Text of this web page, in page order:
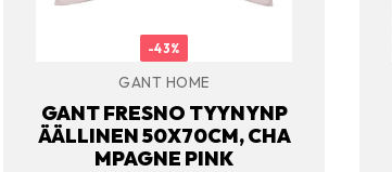
-43%
GANT HOME
GANT FRESNO TYYNYNP
ÄÄLLINEN 50X70CM, CHA
MPAGNE PINK